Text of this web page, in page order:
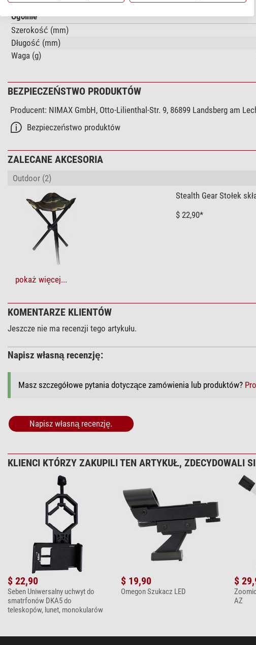
Ogólnie
Szerokość (mm)
Długość (mm)
Waga (g)
BEZPIECZEŃSTWO PRODUKTÓW
Producent: NIMAX GmbH, Otto-Lilienthal-Str. 9, 86899 Landsberg am
Bezpieczeństwo produktów
ZALECANE AKCESORIA
Outdoor (2)
Stealth Gear Stołek
$ 22,90*
+ Inne akcesoria w tej kategorii: 1
Konserwacja > Środek czyszczący (4)
$ 19,90*
+ Inne akcesoria w tej kategorii: 3
Konserwacja > Inne uwagi (2)
Omegon Scireczka z
$ 6,90*
+ Inne akcesoria w tej kategorii: 1
Wszystkie ceny obejmują VAT, plus koszty przesyłki.
pokaż więcej...
KOMENTARZE KLIENTÓW
Jeszcze nie ma recenzji tego artykułu.
Napisz własną recenzję:
Masz szczegółowe pytania dotyczące zamówienia lub produktów?
Napisz własną recenzję.
KLIENCI KTÓRZY ZAKUPILI TEN ARTYKUŁ, ZDECYDOWALI
$ 22,90
Seben Uniwersalny uchwyt do
smatrfonów DKA5 do
teleskopów, lunet, monokularów
$ 19,90
Omegon Szukacz LED
$
AZ